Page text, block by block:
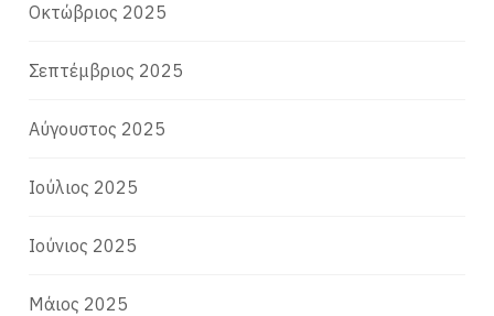
Οκτώβριος 2025
Σεπτέμβριος 2025
Αύγουστος 2025
Ιούλιος 2025
Ιούνιος 2025
Μάιος 2025